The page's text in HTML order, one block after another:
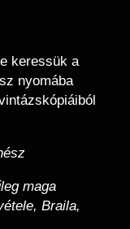
keressük a
nyomába
maga
Braila,